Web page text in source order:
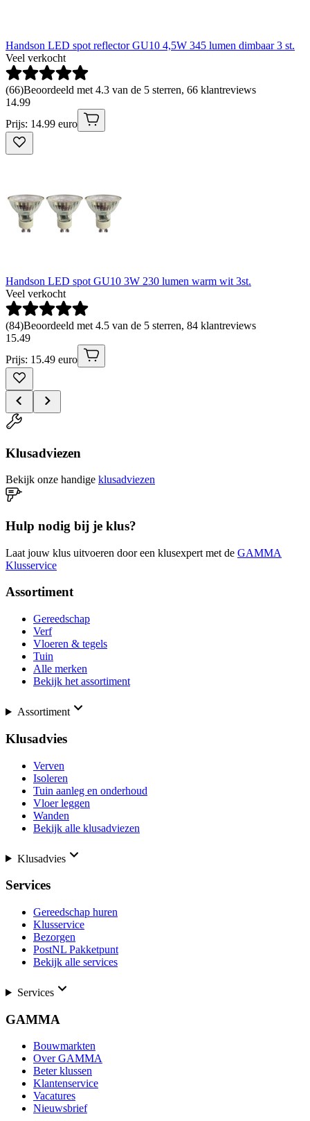
Handson LED spot reflector GU10 4,5W 345 lumen dimbaar 3 st.
Veel verkocht
(66)Beoordeeld met 4.3 van de 5 sterren, 66 klantreviews
14.99
Prijs: 14.99 euro
Handson LED spot GU10 3W 230 lumen warm wit 3st.
Veel verkocht
(84)Beoordeeld met 4.5 van de 5 sterren, 84 klantreviews
15.49
Prijs: 15.49 euro
Klusadviezen
Bekijk onze handige klusadviezen
Hulp nodig bij je klus?
Laat jouw klus uitvoeren door een klusexpert met de GAMMA
Klusservice
Assortiment
Gereedschap
Verf
Vloeren & tegels
Tuin
Alle merken
Bekijk het assortiment
Assortiment
Klusadvies
Verven
Isoleren
Tuin aanleg en onderhoud
Vloer leggen
Wanden
Bekijk alle klusadviezen
Klusadvies
Services
Gereedschap huren
Klusservice
Bezorgen
PostNL Pakketpunt
Bekijk alle services
Services
GAMMA
Bouwmarkten
Over GAMMA
Beter klussen
Klantenservice
Vacatures
Nieuwsbrief